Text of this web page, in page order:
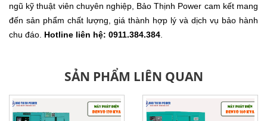
ngũ kỹ thuật viên chuyên nghiệp, Bảo Thịnh Power cam kết mang
đến sản phẩm chất lượng, giá thành hợp lý và dịch vụ bảo hành
chu đáo. Hotline liên hệ: 0911.384.384
SẢN PHẨM LIÊN QUAN